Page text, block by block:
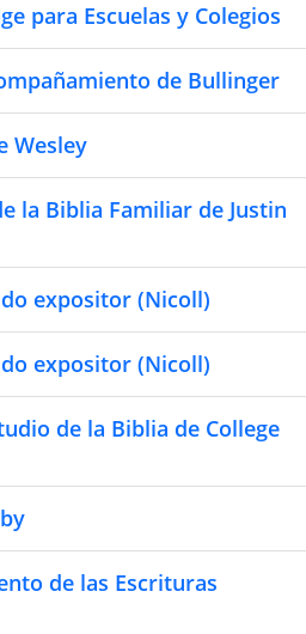
para Escuelas y Colegios
de Bullinger
Wesley
la Biblia Familiar de Justin
expositor (Nicoll)
expositor (Nicoll)
de la Biblia de College
de las Escrituras